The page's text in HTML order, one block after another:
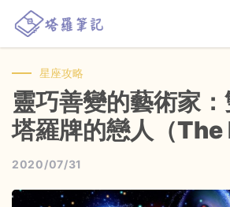
星座攻略
靈巧善變的藝術家
塔羅牌的戀人（The
2020/07/31